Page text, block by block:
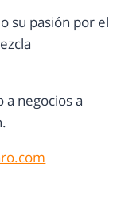
su pasión por el
negocios a